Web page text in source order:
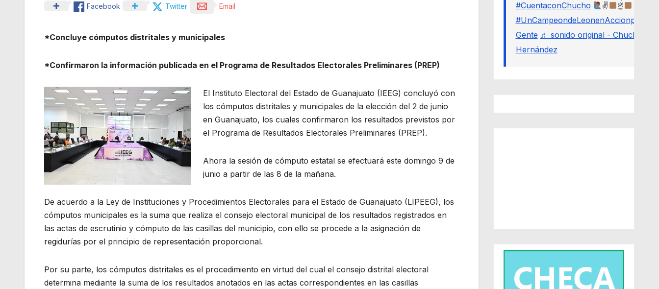
Facebook Twitter Email
*Concluye cómputos distritales y municipales
*Confirmaron la información publicada en el Programa de Resultados Electorales Preliminares (PREP)
El Instituto Electoral del Estado de Guanajuato (IEEG) concluyó con
los cómputos distritales y municipales de la elección del 2 de junio
en Guanajuato, los cuales confirmaron los resultados previstos por
el Programa de Resultados Electorales Preliminares (PREP).
Ahora la sesión de cómputo estatal se efectuará este domingo 9 de
junio a partir de las 8 de la mañana.
De acuerdo a la Ley de Instituciones y Procedimientos Electorales para el Estado de Guanajuato (LIPEEG), los
cómputos municipales es la suma que realiza el consejo electoral municipal de los resultados registrados en
las actas de escrutinio y cómputo de las casillas del municipio, con ello se procede a la asignación de
regidurías por el principio de representación proporcional.
Por su parte, los cómputos distritales es el procedimiento en virtud del cual el consejo distrital electoral
determina mediante la suma de los resultados anotados en las actas correspondientes en las casillas
#CuentaconChucho
✌
☝
#UnCampeondeLeonenAccionporLa
Gente ♬ sonido original - Chucho
Hernández